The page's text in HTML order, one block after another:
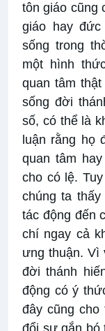
tôn giáo cũng
giáo hay
sống trong
một hình
quan tâm
sống đời
số, có thể là
luận rằng họ
quan tâm
cho có lệ.
chúng ta
tác động đến
chí ngay cả
ưng thuận. Vì
đời thánh
động có ý
đây cũng cho